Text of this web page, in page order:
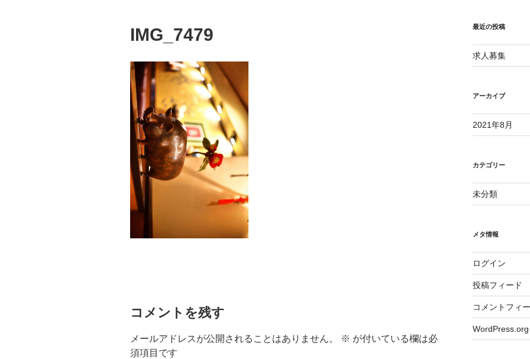
IMG_7479
コメントを残す
メールアドレスが公開されることはありません。 ※ が付いている欄は必
須項目です
最近の投稿
求人募集
アーカイブ
2021年8月
カテゴリー
未分類
メタ情報
ログイン
投稿フィード
コメントフィ
WordPress.org